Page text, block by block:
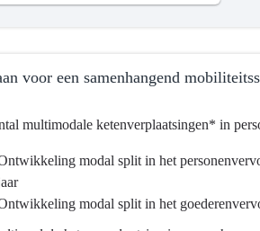
voor een samenhangend
multimodale ketenverplaatsingen* in
modal split in het
modal split in het